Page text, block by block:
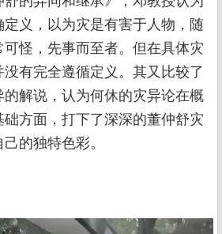
义，以为灾是有害于人物，随
怪，先事而至者。但在具体灾
有完全遵循定义。其又比较了
解说，认为何休的灾异论在概
方面，打下了深深的董仲舒灾
的独特色彩。